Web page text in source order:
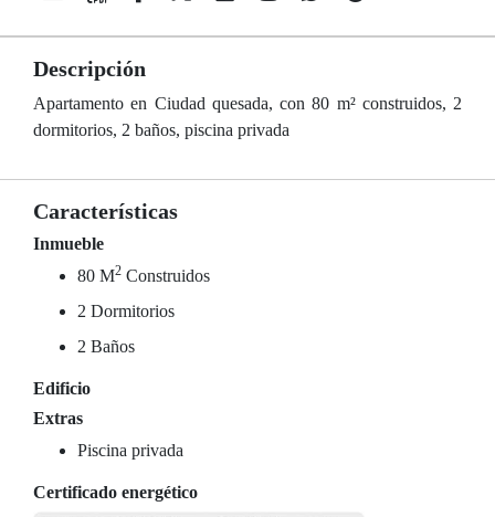
Descripción
Apartamento en Ciudad quesada, con 80 m² construidos, 2
dormitorios, 2 baños, piscina privada
Características
Inmueble
80 M2 Construidos
2 Dormitorios
2 Baños
Edificio
Extras
Piscina privada
Certificado energético